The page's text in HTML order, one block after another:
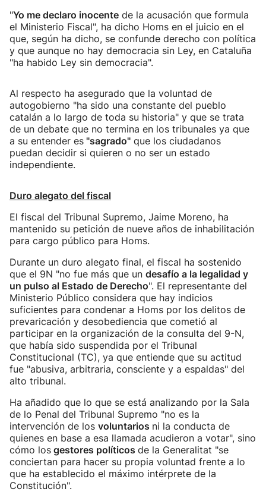
"Yo me declaro inocente de la acusación que formula
el Ministerio Fiscal", ha dicho Homs en el juicio en el
que, según ha dicho, se confunde derecho con política
y que aunque no hay democracia sin Ley, en Cataluña
"ha habido Ley sin democracia".
Al respecto ha asegurado que la voluntad de
autogobierno "ha sido una constante del pueblo
catalán a lo largo de toda su historia" y que se trata
de un debate que no termina en los tribunales ya que
a su entender es "sagrado" que los ciudadanos
puedan decidir si quieren o no ser un estado
independiente.
Duro alegato del fiscal
El fiscal del Tribunal Supremo, Jaime Moreno, ha
mantenido su petición de nueve años de inhabilitación
para cargo público para Homs.
Durante un duro alegato final, el fiscal ha sostenido
que el 9N "no fue más que un desafío a la legalidad y
un pulso al Estado de Derecho". El representante del
Ministerio Público considera que hay indicios
suficientes para condenar a Homs por los delitos de
prevaricación y desobediencia que cometió al
participar en la organización de la consulta del 9-N,
que había sido suspendida por el Tribunal
Constitucional (TC), ya que entiende que su actitud
fue "abusiva, arbitraria, consciente y a espaldas" del
alto tribunal.
Ha añadido que lo que se está analizando por la Sala
de lo Penal del Tribunal Supremo "no es la
intervención de los voluntarios ni la conducta de
quienes en base a esa llamada acudieron a votar", sino
cómo los gestores políticos de la Generalitat "se
conciertan para hacer su propia voluntad frente a lo
que ha establecido el máximo intérprete de la
Constitución".